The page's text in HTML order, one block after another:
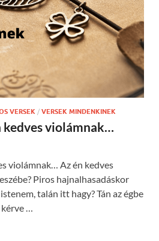
VERSEK / VERSEK MINDENKINEK
kedves violámnak…
violámnak… Az én kedves
Piros hajnalhasadáskor
talán itt hagy? Tán az égbe
kérve …